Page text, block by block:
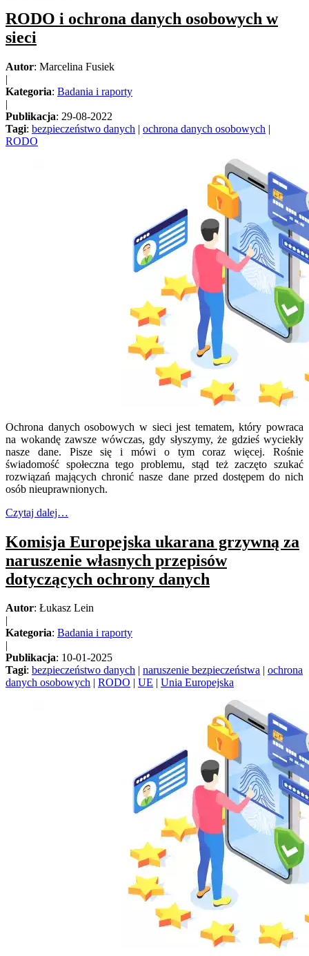
RODO i ochrona danych osobowych w
sieci
Autor: Marcelina Fusiek
|
Kategoria: Badania i raporty
|
Publikacja: 29-08-2022
Tagi: bezpieczeństwo danych | ochrona danych osobowych |
RODO
Ochrona danych osobowych w sieci jest tematem, który powraca
na wokandę zawsze wówczas, gdy słyszymy, że gdzieś wyciekły
nasze dane. Pisze się i mówi o tym coraz więcej. Rośnie
świadomość społeczna tego problemu, stąd też zaczęto szukać
rozwiązań mających chronić nasze dane przed dostępem do nich
osób nieuprawnionych.
Czytaj dalej…
Komisja Europejska ukarana grzywną za
naruszenie własnych przepisów
dotyczących ochrony danych
Autor: Łukasz Lein
|
Kategoria: Badania i raporty
|
Publikacja: 10-01-2025
Tagi: bezpieczeństwo danych | naruszenie bezpieczeństwa | ochrona
danych osobowych | RODO | UE | Unia Europejska